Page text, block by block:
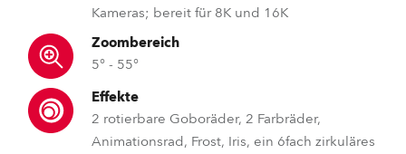
Kameras; bereit für 8K und 16K
Zoombereich
5° - 55°
Effekte
2 rotierbare Goboräder, 2 Farbräder,
Animationsrad, Frost, Iris, ein 6fach zirkuläres